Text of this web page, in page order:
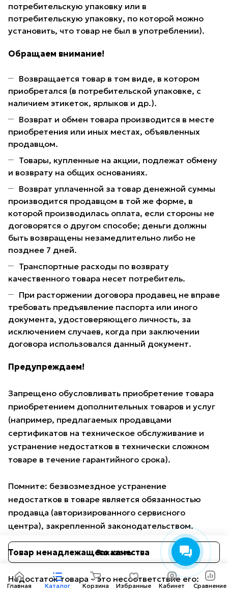
Заказать
потребительскую упаковку или в
потребительскую упаковку, по которой можно
установить, что товар не был в употреблении).
Обращаем внимание!
Возвращается товар в том виде, в котором
приобретался (в потребительской упаковке, с
наличием этикеток, ярлыков и др.).
Возврат и обмен товара производится в месте
приобретения или иных местах, объявленных
продавцом.
Товары, купленные на акции, подлежат обмену
и возврату на общих основаниях.
Возврат уплаченной за товар денежной суммы
производится продавцом в той же форме, в
которой производилась оплата, если стороны не
договорятся о другом способе; деньги должны
быть возвращены незамедлительно либо не
позднее 7 дней.
Транспортные расходы по возврату
качественного товара несет потребитель.
При расторжении договора продавец не вправе
требовать предъявление паспорта или иного
документа, удостоверяющего личность, за
исключением случаев, когда при заключении
договора использовался данный документ.
Предупреждаем!
Запрещено обусловливать приобретение товара
приобретением дополнительных товаров и услуг
(например, предлагаемых продавцами
сертификатов на техническое обслуживание и
устранение недостатков в технически сложном
товаре в течение гарантийного срока).
Помните: безвозмездное устранение
недостатков в товаре является обязанностью
продавца (авторизированного сервисного
центра), закрепленной законодательством.
Товар ненадлежащего качества
Недостаток товара – это несоответствие его:
Главная Каталог Корзина Избранные Кабинет Сравнение